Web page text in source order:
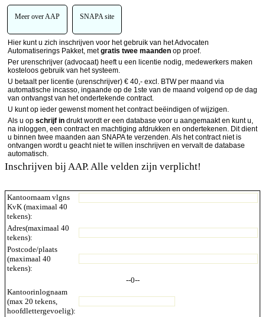
Meer over AAP SNAPA site
Hier kunt u zich inschrijven voor het gebruik van het Advocaten
Automatiserings Pakket, metgratis twee maanden op proef.
Per urenschrijver (advocaat) heeft u een licentie nodig, medewerkers maken
kosteloos gebruik van het systeem.
U betaalt per licentie (urenschrijver) € 40,- excl. BTW per maand via
automatische incasso, ingaande op de 1ste van de maand volgend op de dag
van ontvangst van het ondertekende contract.
U kunt op ieder gewenst moment het contract beëindigen of wijzigen.
Als u op schrijf in drukt wordt er een database voor u aangemaakt en kunt u,
na inloggen, een contract en machtiging afdrukken en ondertekenen. Dit dient
u binnen twee maanden aan SNAPA te verzenden. Als het contract niet is
ontvangen wordt u geacht niet te willen inschrijven en vervalt de database
automatisch.
Inschrijven bij AAP. Alle velden zijn verplicht!
Kantoornaam vlgns
KvK (maximaal 40
tekens):
Adres(maximaal 40
tekens):
Postcode/plaats
(maximaal 40
tekens):
--0--
Kantoorinlognaam
(max 20 tekens,
hoofdlettergevoelig):